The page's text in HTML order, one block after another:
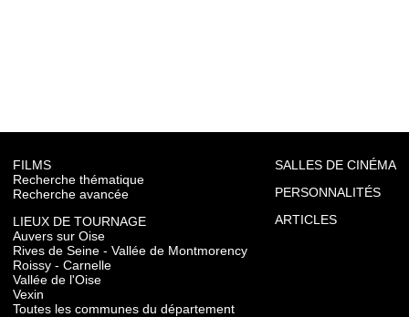
FILMS
Recherche thématique
Recherche avancée
LIEUX DE TOURNAGE
Auvers sur Oise
Rives de Seine - Vallée de Montmorency
Roissy - Carnelle
Vallée de l'Oise
Vexin
Toutes les communes du département
SALLES DE CINÉMA
PERSONNALITÉS
ARTICLES